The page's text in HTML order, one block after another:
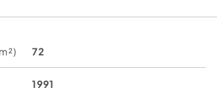
cu finisaje de lux si atentie la
fiind pregatit pentru mutare
suplimentare.
reprezinta un avantaj major,
72
1991